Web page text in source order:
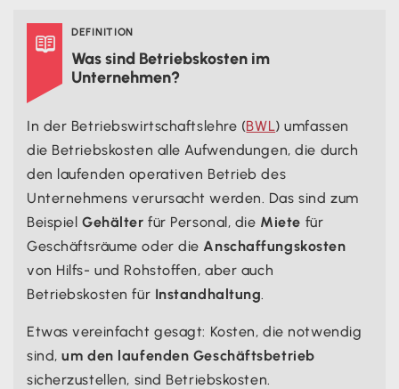
 DEFINITION
Was sind Betriebskosten im
Unternehmen?
In der Betriebswirtschaftslehre (BWL) umfassen
die Betriebskosten alle Aufwendungen, die durch
den laufenden operativen Betrieb des
Unternehmens verursacht werden. Das sind zum
BeispielGehälter für Personal, die Miete für
Geschäftsräume oder dieAnschaffungskosten
von Hilfs- und Rohstoffen, aber auch
Betriebskosten für Instandhaltung.
Etwas vereinfacht gesagt: Kosten, die notwendig
sind,um den laufenden Geschäftsbetrieb
sicherzustellen, sind Betriebskosten.
Betriebskosten im Unternehmen senken
Zusammenfassung